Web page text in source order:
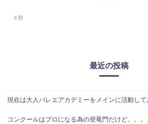
肘
最近の投稿
現在は大人バレエアカデミーをメインに活動して
コンクールはプロになる為の登竜門だけど。。。